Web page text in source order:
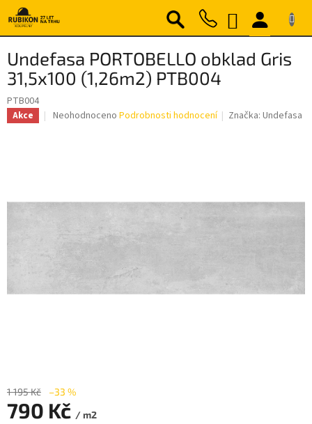
Přejít
na
obsah
NÁKUPNÍ
KOŠÍK
Undefasa PORTOBELLO obklad Gris
31,5x100 (1,26m2) PTB004
PTB004
Akce
Průměrné
hvězdiček.
Neohodnoceno Podrobnosti hodnocení Značka:Undefasa
1 195 Kč –33 %
790 Kč / m2